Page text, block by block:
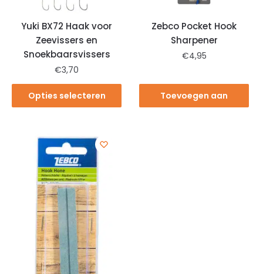
Yuki BX72 Haak voor
Zeevissers en
Snoekbaarsvissers
€3,70
Opties selecteren
Zebco Pocket Hook
Sharpener
€4,95
Toevoegen aan